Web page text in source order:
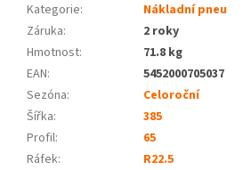
Kategorie:
Nákladní pneu
Záruka:
2 roky
Hmotnost:
71.8 kg
EAN:
5452000705037
Sezóna:
Celoroční
Šířka:
385
Profil:
65
Ráfek:
R22.5